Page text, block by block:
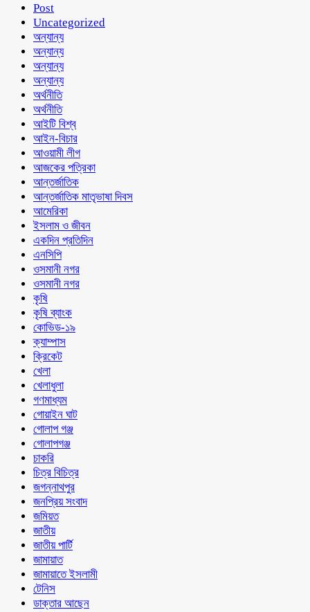
Post
Uncategorized
অন্যান্য
অন্যান্য
অন্যান্য
অন্যান্য
অর্থনীতি
অর্থনীতি
আইটি বিশ্ব
আইন-বিচার
আওয়ামী লীগ
আজকের পত্রিকা
আন্তর্জাতিক
আন্তর্জাতিক মাতৃভাষা দিবস
আমেরিকা
ইসলাম ও জীবন
একদিন প্রতিদিন
এনসিপি
ওসমানী নগর
ওসমানী নগর
কৃষি
কৃষি ব্যাংক
কোভিড-১৯
ক্যাম্পাস
ক্রিকেট
খেলা
খেলাধুলা
গণমাধ্যম
গোয়াইন ঘাট
গোলাপ গঞ্জ
গোলাপগঞ্জ
চাকরি
চিত্র বিচিত্র
জগন্নাথপুর
জনপ্রিয় সংবাদ
জমিয়ত
জাতীয়
জাতীয় পার্টি
জামায়াত
জামায়াতে ইসলামী
টেনিস
ডাক্তার আছেন